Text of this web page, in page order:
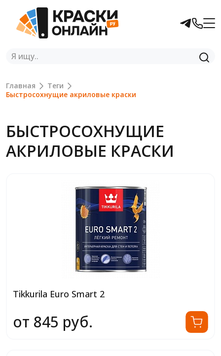
Главная
Теги
Быстросохнущие акриловые краски
БЫСТРОСОХНУЩИЕ
АКРИЛОВЫЕ КРАСКИ
Tikkurila Euro Smart 2
от 845 руб.